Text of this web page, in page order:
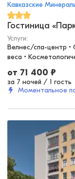
Кавказские
Гостиница
Услуги:
Велнес/спа-центр •
веса •
от 71 400 ₽
за 7 ночей / 1 гость
Моментальное